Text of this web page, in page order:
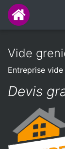
Vide
Entreprise
Devis